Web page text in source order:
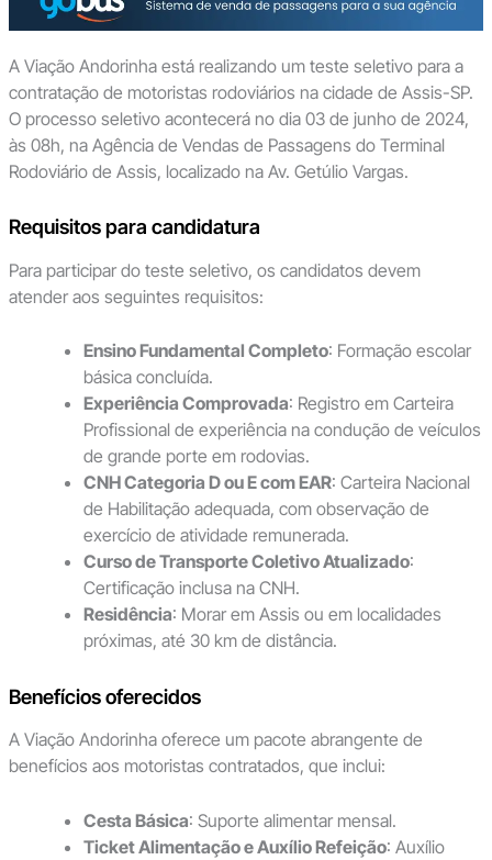
A Viação Andorinha está realizando um teste seletivo para a
contratação de motoristas rodoviários na cidade de Assis-SP.
O processo seletivo acontecerá no dia 03 de junho de 2024,
às 08h, na Agência de Vendas de Passagens do Terminal
Rodoviário de Assis, localizado na Av. Getúlio Vargas.
Requisitos para candidatura
Para participar do teste seletivo, os candidatos devem
atender aos seguintes requisitos:
Ensino Fundamental Completo: Formação escolar
básica concluída.
Experiência Comprovada: Registro em Carteira
Profissional de experiência na condução de veículos
de grande porte em rodovias.
CNH Categoria D ou E com EAR: Carteira Nacional
de Habilitação adequada, com observação de
exercício de atividade remunerada.
Curso de Transporte Coletivo Atualizado:
Certificação inclusa na CNH.
Residência: Morar em Assis ou em localidades
próximas, até 30 km de distância.
Benefícios oferecidos
A Viação Andorinha oferece um pacote abrangente de
benefícios aos motoristas contratados, que inclui:
Cesta Básica: Suporte alimentar mensal.
Ticket Alimentação e Auxílio Refeição: Auxílio